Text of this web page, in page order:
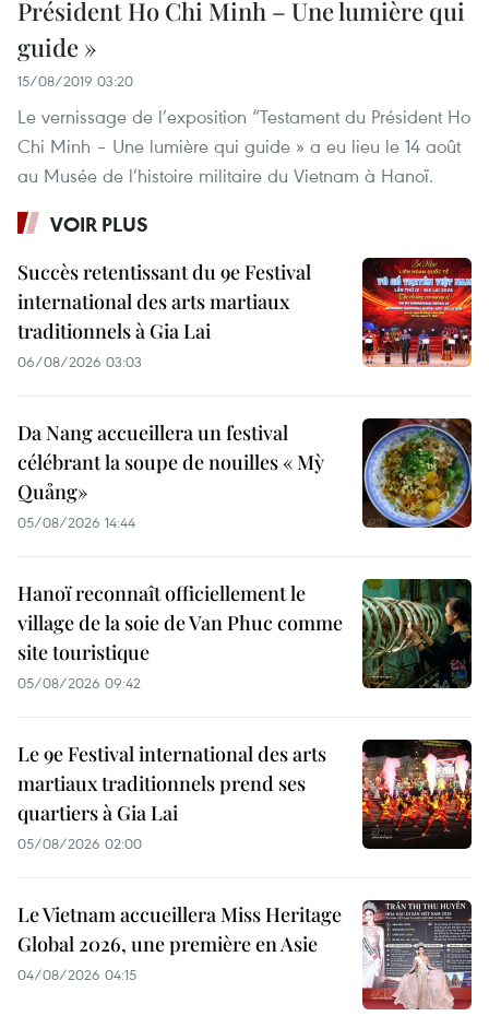
Président Ho Chi Minh – Une lumière qui
guide »
15/08/2019 03:20
Le vernissage de l’exposition “Testament du Président Ho
Chi Minh – Une lumière qui guide » a eu lieu le 14 août
au Musée de l’histoire militaire du Vietnam à Hanoï.
VOIR PLUS
Succès retentissant du 9e Festival
international des arts martiaux
traditionnels à Gia Lai
06/08/2026 03:03
Da Nang accueillera un festival
célébrant la soupe de nouilles « Mỳ
Quảng»
05/08/2026 14:44
Hanoï reconnaît officiellement le
village de la soie de Van Phuc comme
site touristique
05/08/2026 09:42
Le 9e Festival international des arts
martiaux traditionnels prend ses
quartiers à Gia Lai
05/08/2026 02:00
Le Vietnam accueillera Miss Heritage
Global 2026, une première en Asie
04/08/2026 04:15